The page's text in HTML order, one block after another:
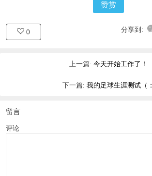
赞赏
0 分享到:
上一篇: 今天开始工作了！
下一篇: 我的足球生涯测试（：
留言
评论